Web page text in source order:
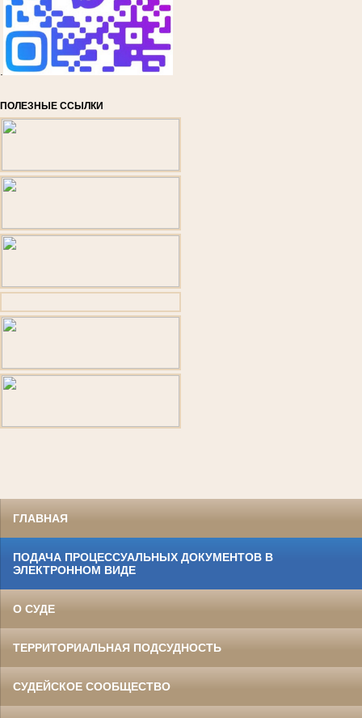
ПОЛЕЗНЫЕ ССЫЛКИ
ГЛАВНАЯ
ПОДАЧА ПРОЦЕССУАЛЬНЫХ ДОКУМЕНТОВ В
ЭЛЕКТРОННОМ ВИДЕ
О СУДЕ
ТЕРРИТОРИАЛЬНАЯ ПОДСУДНОСТЬ
СУДЕЙСКОЕ СООБЩЕСТВО